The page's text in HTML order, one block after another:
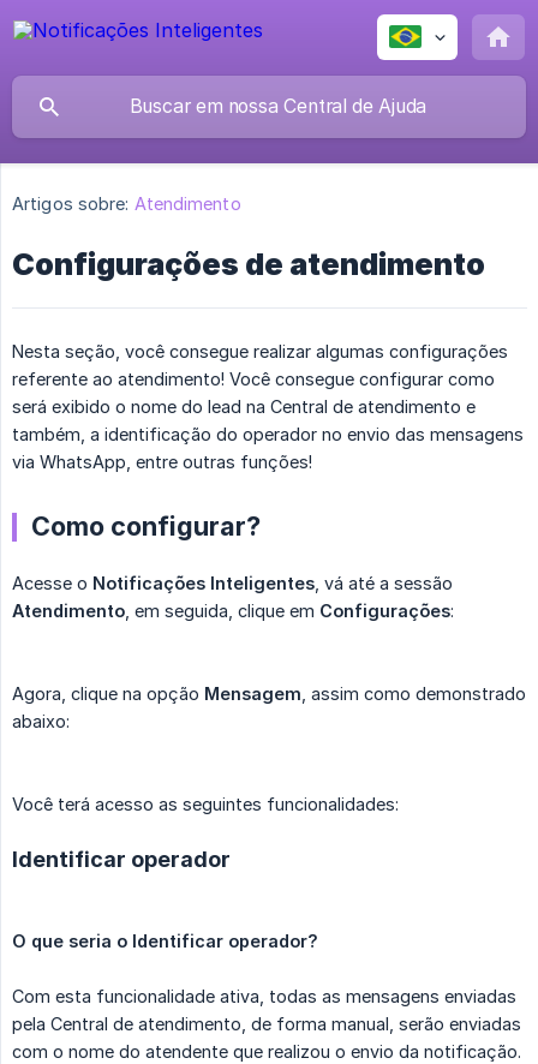
Artigos sobre: Atendimento
Configurações de atendimento
Nesta seção, você consegue realizar algumas configurações
referente ao atendimento! Você consegue configurar como
será exibido o nome do lead na Central de atendimento e
também, a identificação do operador no envio das mensagens
via WhatsApp, entre outras funções!
Como configurar?
Acesse o Notificações Inteligentes , vá até a sessão
Atendimento , em seguida, clique em Configurações:
Agora, clique na opção Mensagem , assim como demonstrado
abaixo:
Você terá acesso as seguintes funcionalidades:
Identificar operador
O que seria o Identificar operador?
Com esta funcionalidade ativa, todas as mensagens enviadas
pela Central de atendimento, de forma manual, serão enviadas
com o nome do atendente que realizou o envio da notificação.